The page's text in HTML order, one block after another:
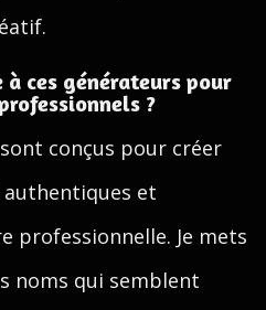
ces générateurs pour
?
conçus pour créer
et
professionnelle. Je mets
noms qui semblent